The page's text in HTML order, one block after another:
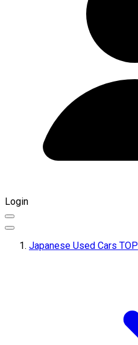
Login
Japanese Used Cars TOP